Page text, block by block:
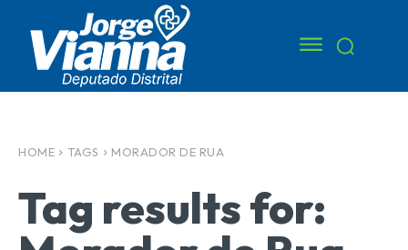
HOME TAGS MORADOR DE RUA
Tag results for: